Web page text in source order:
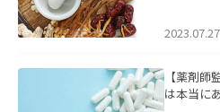
2023.07.27
【薬剤師
は本当に